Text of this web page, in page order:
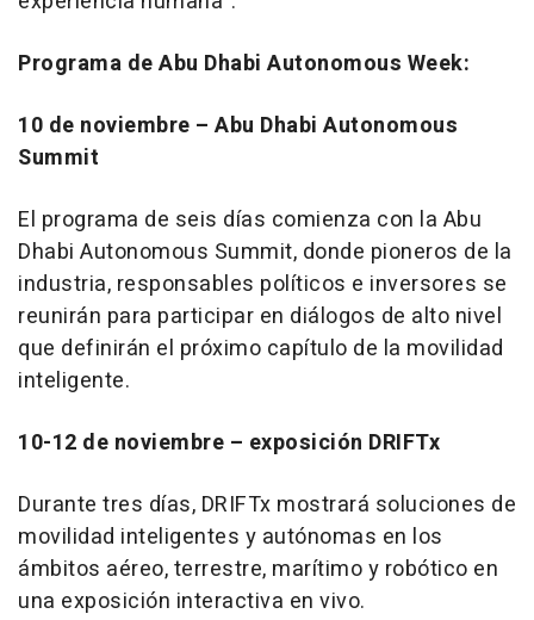
Programa de Abu Dhabi Autonomous Week:
10 de noviembre – Abu Dhabi Autonomous
Summit
El programa de seis días comienza con la Abu
Dhabi Autonomous Summit, donde pioneros de la
industria, responsables políticos e inversores se
reunirán para participar en diálogos de alto nivel
que definirán el próximo capítulo de la movilidad
inteligente.
10-12 de noviembre – exposición DRIFTx
Durante tres días, DRIFTx mostrará soluciones de
movilidad inteligentes y autónomas en los
ámbitos aéreo, terrestre, marítimo y robótico en
una exposición interactiva en vivo.